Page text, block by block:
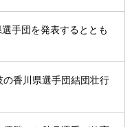
手団を発表するととも
香川県選手団結団壮行